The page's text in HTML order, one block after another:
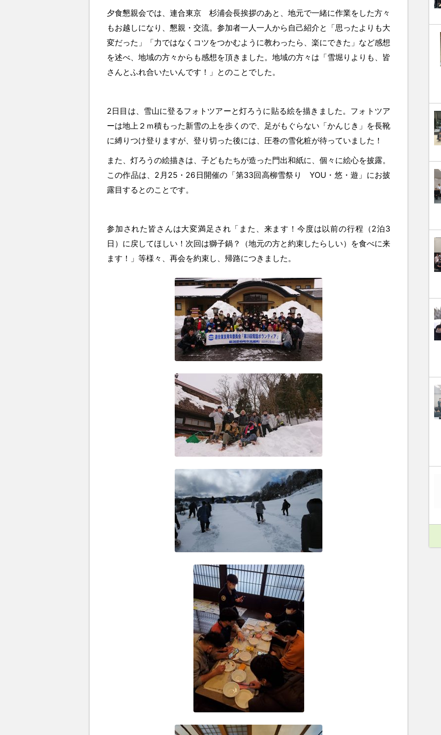
夕食懇親会では、連合東京 杉浦会長挨拶のあと、地元で一緒に作業をした方々
もお越しになり、懇親・交流。参加者一人一人から自己紹介と「思ったよりも大
変だった」「力ではなくコツをつかむように教わったら、楽にできた」など感想
を述べ、地域の方々からも感想を頂きました。地域の方々は「雪堀りよりも、皆
さんとふれ合いたいんです！」とのことでした。
2日目は、雪山に登るフォトツアーと灯ろうに貼る絵を描きました。フォトツア
ーは地上２ｍ積もった新雪の上を歩くので、足がもぐらない「かんじき」を長靴
に縛りつけ登りますが、登り切った後には、圧巻の雪化粧が待っていました！
また、灯ろうの絵描きは、子どもたちが造った門出和紙に、個々に絵心を披露。
この作品は、2月25・26日開催の「第33回高柳雪祭り YOU・悠・遊」にお披
露目するとのことです。
参加された皆さんは大変満足され「また、来ます！今度は以前の行程（2泊3
日）に戻してほしい！次回は獅子鍋？（地元の方と約束したらしい）を食べに来
ます！」等様々、再会を約束し、帰路につきました。